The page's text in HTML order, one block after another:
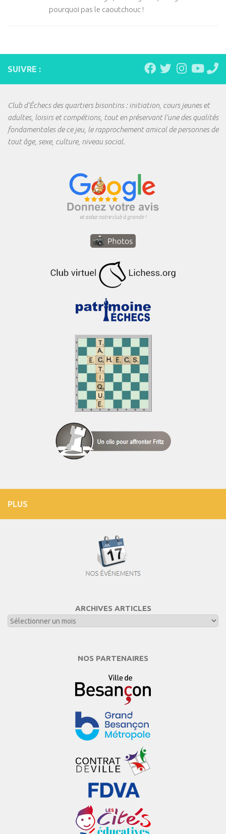
pourquoi pas le caoutchouc !
SUIVRE :
Club d'Échecs des quartiers bisontins : initiation, cours jeunes et
adultes, loisirs et compétions, tout en préservant l'une des qualités
fondamentales de ce jeu, le rapprochement amical de personnes de
tout âge, sexe, culture, niveau social.
et aidez notre club à grandir !
PLUS
ARCHIVES ARTICLES
NOS PARTENAIRES